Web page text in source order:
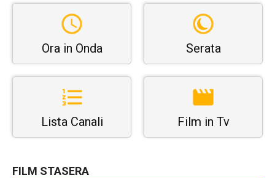
Ora in Onda Serata
Lista Canali Film in Tv
FILM STASERA